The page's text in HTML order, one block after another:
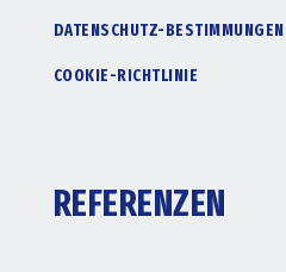
DATENSCHUTZ-BESTIMMUNGEN
COOKIE-RICHTLINIE
REFERENZEN